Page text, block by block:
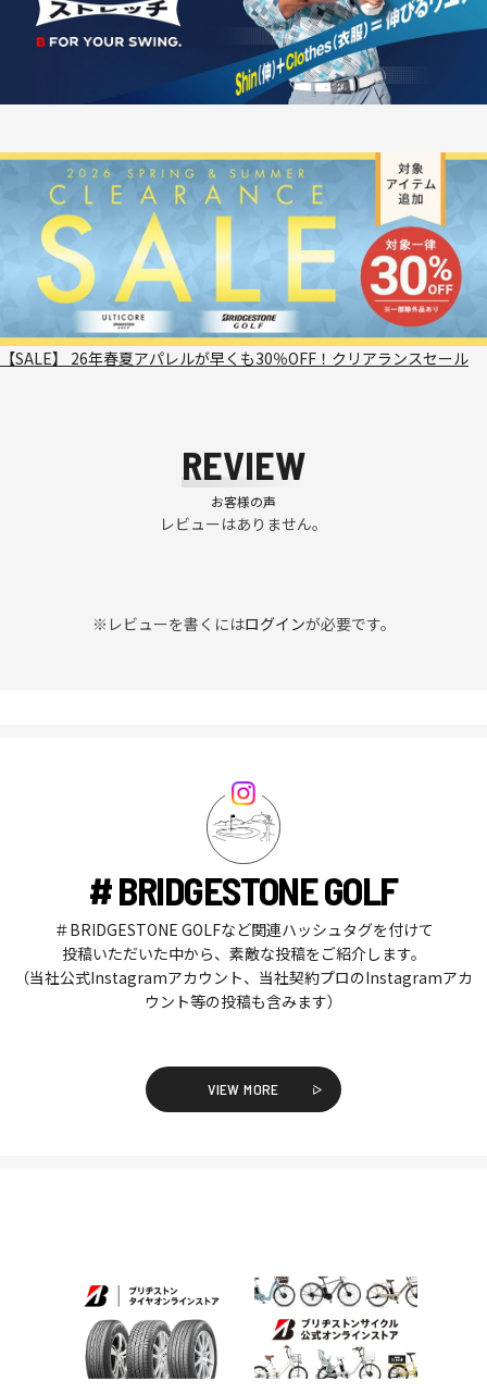
【SALE】 26年春夏アパレルが早くも30％OFF！クリアランスセール
REVIEW
お客様の声
レビューはありません。
※レビューを書くにはログインが必要です。
# BRIDGESTONE GOLF
＃BRIDGESTONE GOLFなど関連ハッシュタグを付けて
投稿いただいた中から、素敵な投稿をご紹介します。
（当社公式Instagramアカウント、当社契約プロのInstagramアカ
ウント等の投稿も含みます）
VIEW MORE